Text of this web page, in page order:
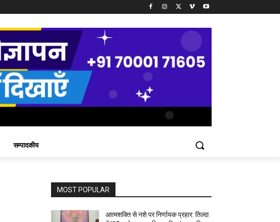
सम्पादकीय
MOST POPULAR
आत्मशक्ति से नशे पर निर्णायक प्रहार: तिल्दा